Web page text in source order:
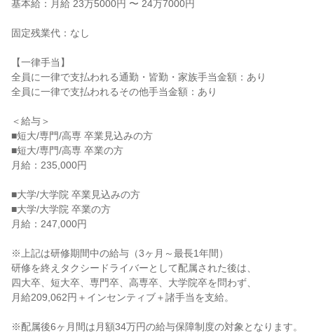
基本給：月給 23万5000円 〜 24万7000円
固定残業代：なし
【一律手当】
全員に一律で支払われる通勤・皆勤・家族手当金額：あり
全員に一律で支払われるその他手当金額：あり
＜給与＞
■短大/専門/高専 卒業見込みの方
■短大/専門/高専 卒業の方
月給：235,000円
■大学/大学院 卒業見込みの方
■大学/大学院 卒業の方
月給：247,000円
※上記は研修期間中の給与（3ヶ月～最長1年間）
研修を終えタクシードライバーとして配属された後は、
四大卒、短大卒、専門卒、高専卒、大学院卒を問わず、
月給209,062円＋インセンティブ＋諸手当を支給。
※配属後6ヶ月間は月額34万円の給与保障制度の対象となります。